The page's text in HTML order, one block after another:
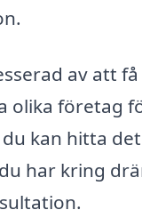
av att
olika företag
kan hitta
har kring